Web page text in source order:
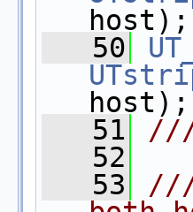
host);
   50
host);
   51
///
   52
   53
///